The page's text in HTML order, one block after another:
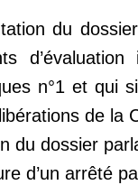
du
n°1 et qui
de la
du dossier
d’un arrêté